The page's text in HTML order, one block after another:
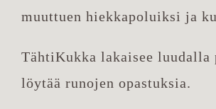
muuttuen hiekkapoluiksi ja
TähtiKukka lakaisee luudalla
löytää runojen opastuksia.